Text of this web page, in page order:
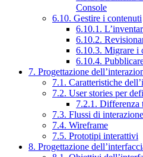
Console
6.10. Gestire i contenuti
6.10.1.
6.10.2.
6.10.3. Migrare i
6.10.4.
7. Progettazione
7.1. Caratteristiche
7.2. User stories per
7.2.1. Differenza
7.3. Flussi di interazione
7.4. Wireframe
7.5. Prototipi interattivi
8. Progettazione